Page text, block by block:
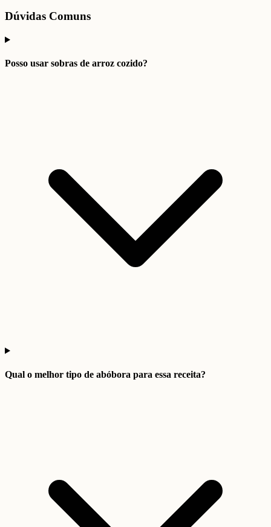
Dúvidas Comuns
Posso usar sobras de arroz cozido?
Qual o melhor tipo de abóbora para essa receita?